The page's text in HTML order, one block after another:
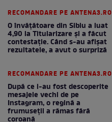
RECOMANDARE PE ANTENA3.RO
O învățătoare din Sibiu a luat
4,90 la Titularizare și a făcut
contestație. Când s-au afișat
rezultatele, a avut o surpriză
RECOMANDARE PE ANTENA3.RO
După ce i-au fost descoperite
mesajele vechi de pe
Instagram, o regină a
frumuseții a rămas fără
coroană